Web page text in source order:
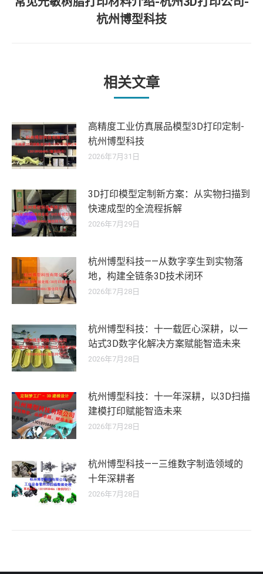
章：
未
来
杭州博型科技
相关文章
高精度工业仿真展品模型3D打印定制-
杭州博型科技
2026年7月31日
3D打印模型定制新方案：从实物扫描到
快速成型的全流程拆解
2026年7月29日
杭州博型科技——从数字孪生到实物落
地，构建全链条3D技术闭环
2026年7月28日
杭州博型科技：十一载匠心深耕，以一
站式3D数字化解决方案赋能智造未来
2026年7月28日
杭州博型科技：十一年深耕，以3D扫描
建模打印赋能智造未来
2026年7月28日
杭州博型科技——三维数字制造领域的
十年深耕者
2026年7月28日